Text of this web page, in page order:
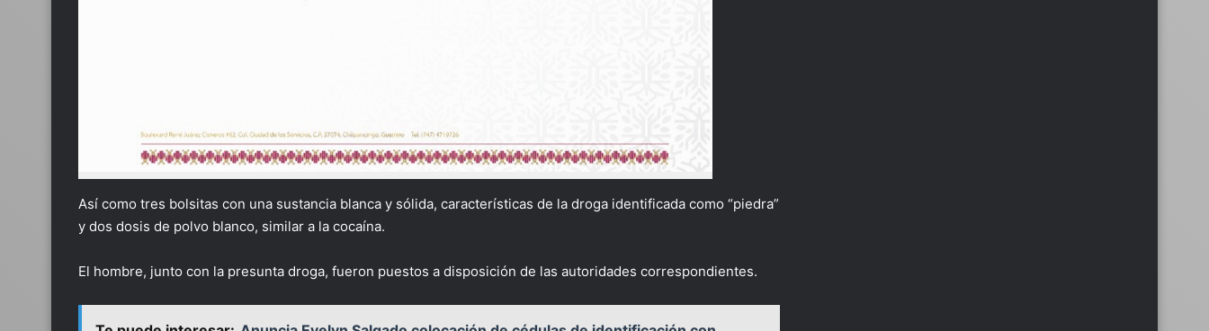
Así como tres bolsitas con una sustancia blanca y sólida, características de la droga identificada como “piedra”
y dos dosis de polvo blanco, similar a la cocaína.
El hombre, junto con la presunta droga, fueron puestos a disposición de las autoridades correspondientes.